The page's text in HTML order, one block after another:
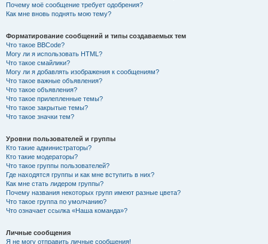
Почему моё сообщение требует одобрения?
Как мне вновь поднять мою тему?
Форматирование сообщений и типы создаваемых тем
Что такое BBCode?
Могу ли я использовать HTML?
Что такое смайлики?
Могу ли я добавлять изображения к сообщениям?
Что такое важные объявления?
Что такое объявления?
Что такое прилепленные темы?
Что такое закрытые темы?
Что такое значки тем?
Уровни пользователей и группы
Кто такие администраторы?
Кто такие модераторы?
Что такое группы пользователей?
Где находятся группы и как мне вступить в них?
Как мне стать лидером группы?
Почему названия некоторых групп имеют разные цвета?
Что такое группа по умолчанию?
Что означает ссылка «Наша команда»?
Личные сообщения
Я не могу отправить личные сообщения!